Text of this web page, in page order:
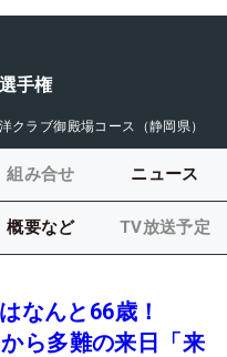
手権
クラブ御殿場コース（静岡県）
組み合せ ニュース
概要など TV放送予定
なんと66歳！
ら多難の来日「来